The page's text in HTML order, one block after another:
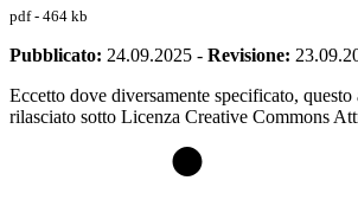
pdf - 464 kb
Pubblicato: 24.09.2025 - Revisione:
Eccetto dove diversamente specificato, questo
rilasciato sotto Licenza Creative Commons